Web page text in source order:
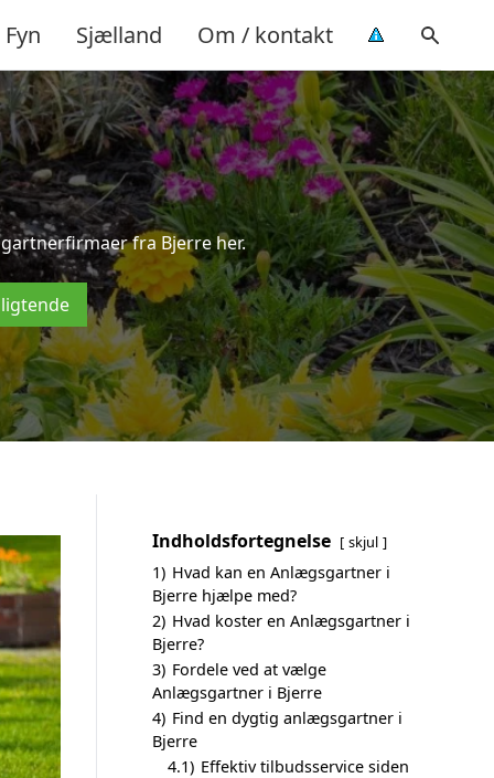
Fyn Sjælland Om / kontakt
fra Bjerre her.
Indholdsfortegnelse skjul
1) Hvad kan en Anlægsgartner i
Bjerre hjælpe med?
2) Hvad koster en Anlægsgartner i
Bjerre?
3) Fordele ved at vælge
Anlægsgartner i Bjerre
4) Find en dygtig anlægsgartner i
Bjerre
4.1) Effektiv tilbudsservice siden